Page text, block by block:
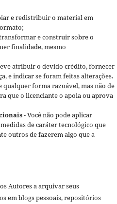
e redistribuir o material em
e construir sobre o
finalidade, mesmo
atribuir o devido crédito, fornecer
e indicar se foram feitas alterações.
qualquer forma razoável, mas não de
que o licenciante o apoia ou aprova
- Você não pode aplicar
de caráter tecnológico que
outros de fazerem algo que a
Autores a arquivar seus
em blogs pessoais, repositórios